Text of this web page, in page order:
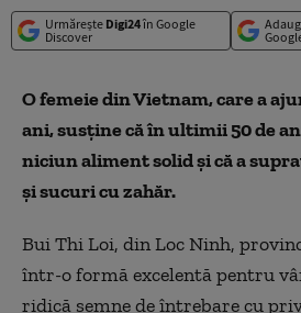
Urmărește Digi24în Google
Discover
O femeie din Vietnam, care a
ani, susține că în ultimii 50 de
niciun aliment solid și că a
și sucuri cu zahăr.
Bui Thi Loi, din Loc Ninh,
într-o formă excelentă pentru
ridică semne de întrebare cu